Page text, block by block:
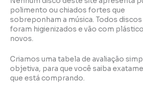
polimento ou chiados fortes que
sobreponham a música. Todos
foram higienizados e vão com
novos.
Criamos uma tabela de avaliação
objetiva, para que você saiba
que está comprando.